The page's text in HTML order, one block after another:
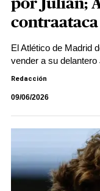
por Julián;
contraataca
El Atlético de Madrid
vender a su delantero
Redacción
09/06/2026